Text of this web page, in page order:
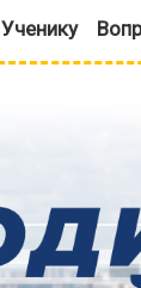
Ученику